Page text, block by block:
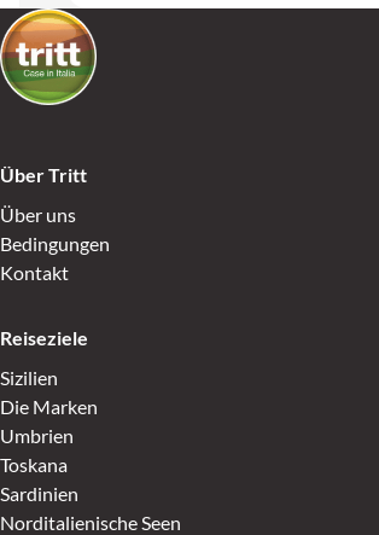
Über Tritt
Über uns
Bedingungen
Kontakt
Reiseziele
Sizilien
Die Marken
Umbrien
Toskana
Sardinien
Norditalienische Seen